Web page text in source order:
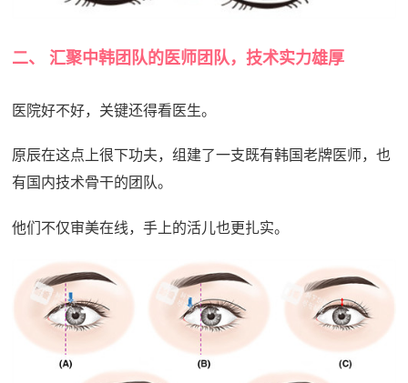
二、 汇聚中韩团队的医师团队，技术实力雄厚
医院好不好，关键还得看医生。
原辰在这点上很下功夫，组建了一支既有韩国老牌医师，也
有国内技术骨干的团队。
他们不仅审美在线，手上的活儿也更扎实。